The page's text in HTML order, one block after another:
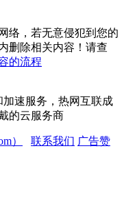
络，若无意侵犯到您的
删除相关内容！请查
的流程
加速服务，热网互联成
的云服务商
） 联系我们 广告赞